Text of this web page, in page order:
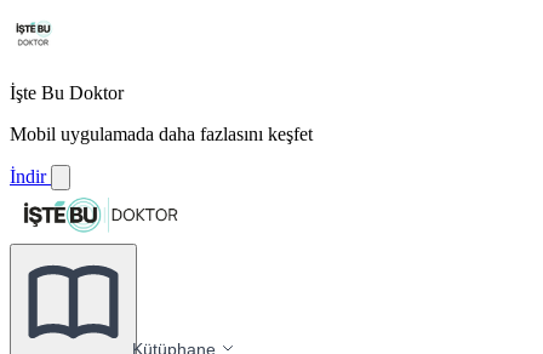
İşte Bu Doktor
Mobil uygulamada daha fazlasını keşfet
İndir
Kütüphane